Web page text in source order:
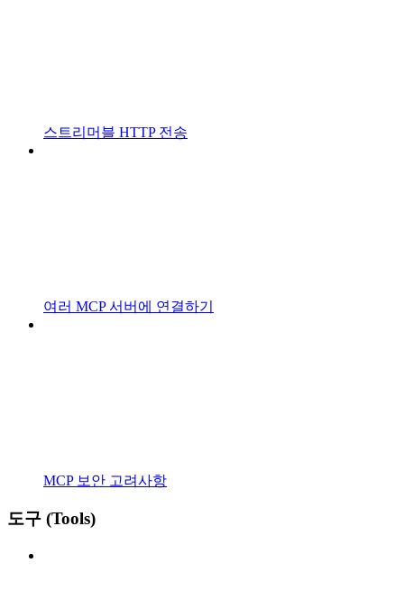
스트리머블 HTTP 전송
여러 MCP 서버에 연결하기
MCP 보안 고려사항
도구 (Tools)